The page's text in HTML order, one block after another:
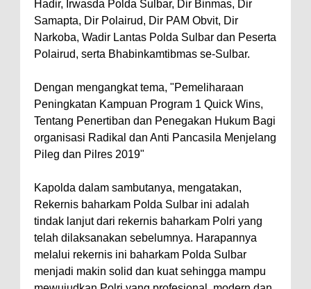
Hadir, Irwasda Polda Sulbar, Dir Binmas, Dir
Samapta, Dir Polairud, Dir PAM Obvit, Dir
Narkoba, Wadir Lantas Polda Sulbar dan Peserta
Polairud, serta Bhabinkamtibmas se-Sulbar.
Dengan mengangkat tema, "Pemeliharaan
Peningkatan Kampuan Program 1 Quick Wins,
Tentang Penertiban dan Penegakan Hukum Bagi
organisasi Radikal dan Anti Pancasila Menjelang
Pileg dan Pilres 2019"
Kapolda dalam sambutanya, mengatakan,
Rekernis baharkam Polda Sulbar ini adalah
tindak lanjut dari rekernis baharkam Polri yang
telah dilaksanakan sebelumnya. Harapannya
melalui rekernis ini baharkam Polda Sulbar
menjadi makin solid dan kuat sehingga mampu